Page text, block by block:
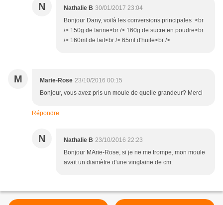
N Nathalie B 30/01/2017 23:04
Bonjour Dany, voilà les conversions principales :<br
/> 150g de farine<br /> 160g de sucre en poudre<br
/> 160ml de lait<br /> 65ml d'huile<br />
M Marie-Rose 23/10/2016 00:15
Bonjour, vous avez pris un moule de quelle grandeur? Merci
Répondre
N Nathalie B 23/10/2016 22:23
Bonjour MArie-Rose, si je ne me trompe, mon moule
avait un diamètre d'une vingtaine de cm.